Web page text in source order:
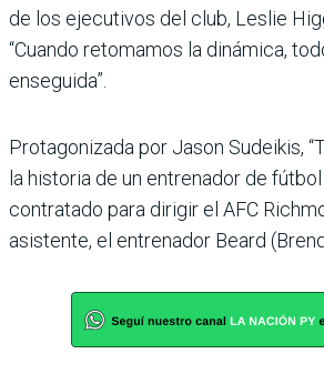
de los ejecutivos del club, Leslie
“Cuando retomamos la dinámica,
enseguida”.
Protagonizada por Jason Sudeikis,
la historia de un entrenador de
contratado para dirigir el AFC
asistente, el entrenador Beard